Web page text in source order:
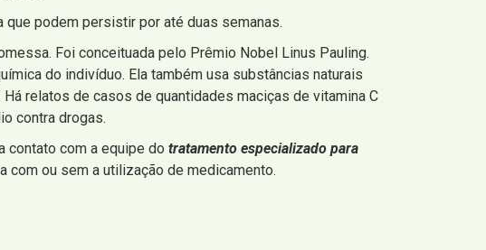
podem persistir por até duas semanas.
Foi conceituada pelo Prêmio Nobel Linus Pauling.
do indivíduo. Ela também usa substâncias naturais
relatos de casos de quantidades maciças de vitamina C
contra drogas.
contato com a equipe do tratamento especializado para
ou sem a utilização de medicamento.